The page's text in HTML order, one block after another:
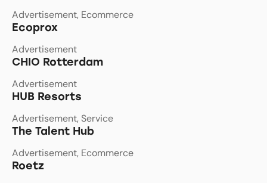
Advertisement, Ecommerce
Ecoprox
Advertisement
CHIO Rotterdam
Advertisement
HUB Resorts
Advertisement, Service
The Talent Hub
Advertisement, Ecommerce
Roetz